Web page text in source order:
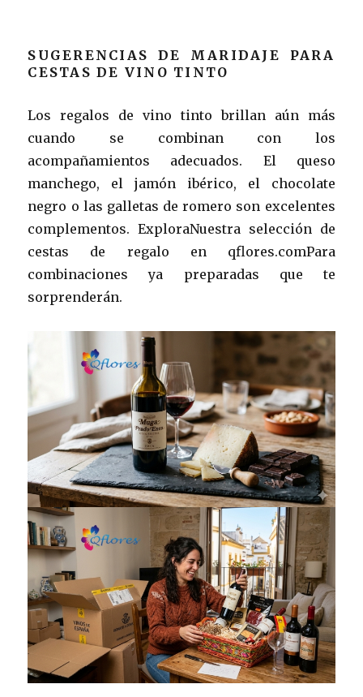
SUGERENCIAS DE MARIDAJE PARA
CESTAS DE VINO TINTO
Los regalos de vino tinto brillan aún más
cuando se combinan con los
acompañamientos adecuados. El queso
manchego, el jamón ibérico, el chocolate
negro o las galletas de romero son excelentes
complementos. ExploraNuestra selección de
cestas de regalo en qflores.comPara
combinaciones ya preparadas que te
sorprenderán.